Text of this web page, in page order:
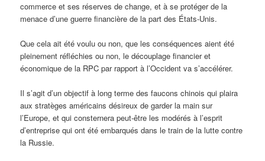
commerce et ses réserves de change, et à se protéger de la
menace d’une guerre financière de la part des États-Unis.
Que cela ait été voulu ou non, que les conséquences aient été
pleinement réfléchies ou non, le découplage financier et
économique de la RPC par rapport à l’Occident va s’accélérer.
Il s’agit d’un objectif à long terme des faucons chinois qui plaira
aux stratèges américains désireux de garder la main sur
l’Europe, et qui consternera peut-être les modérés à l’esprit
d’entreprise qui ont été embarqués dans le train de la lutte contre
la Russie.